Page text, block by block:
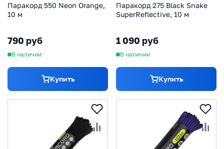
Паракорд 550 Neon Orange,
10 м
790 руб
В наличии
Купить
Паракорд 275 Black Snake
SuperReflective, 10 м
1 090 руб
В наличии
Купить